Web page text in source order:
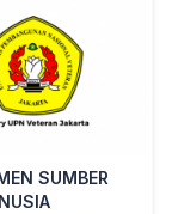
SUMBER